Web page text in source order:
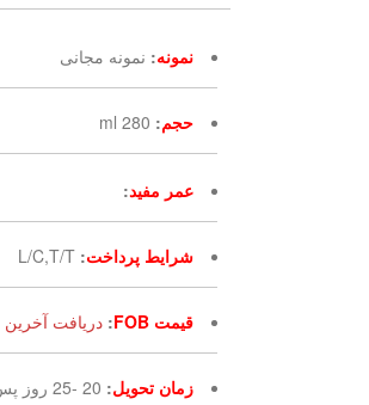
نمونه: نمونه مجانی
حجم:
280 ml
عمر مفید:
شرایط پرداخت:
L/C,T/T
قیمت FOB : دریافت
زمان تحویل: 20 -25 روز پس از تایید سفارش